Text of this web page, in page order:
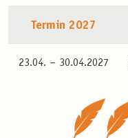
Termin 2027
23.04. – 30.04.2027